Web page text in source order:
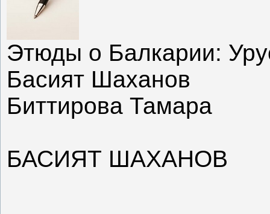
Этюды о Балкарии:
Басият Шаханов
Биттирова Тамара
БАСИЯТ ШАХАНОВ